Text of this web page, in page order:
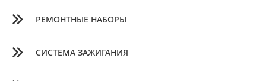
РЕМОНТНЫЕ НАБОРЫ
СИСТЕМА ЗАЖИГАНИЯ